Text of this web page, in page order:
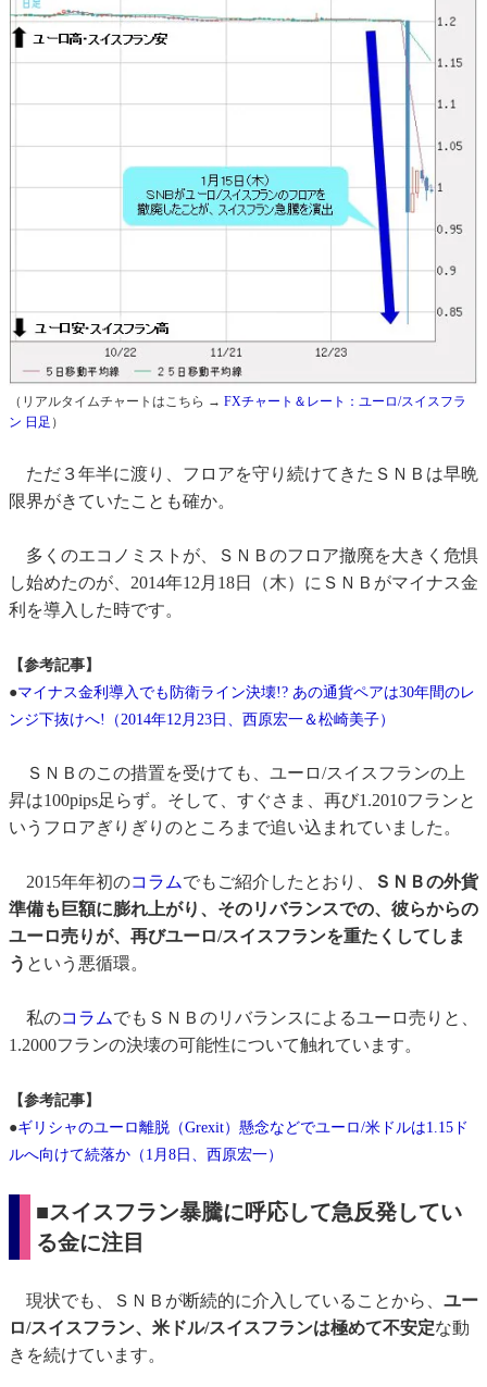
（リアルタイムチャートはこちら → FXチャート＆レート：ユーロ/スイスフラ
ン 日足 ）
ただ３年半に渡り、フロアを守り続けてきたＳＮＢは早晩
限界がきていたことも確か。
多くのエコノミストが、ＳＮＢのフロア撤廃を大きく危惧
し始めたのが、2014年12月18日（木）にＳＮＢがマイナス金
利を導入した時です。
【参考記事】
●マイナス金利導入でも防衛ライン決壊!? あの通貨ペアは30年間のレ
ンジ下抜けへ!（2014年12月23日、西原宏一＆松崎美子）
ＳＮＢのこの措置を受けても、ユーロ/スイスフランの上
昇は100pips足らず。そして、すぐさま、再び1.2010フランと
いうフロアぎりぎりのところまで追い込まれていました。
2015年年初のコラムでもご紹介したとおり、
ＳＮＢの外貨
準備も巨額に膨れ上がり、そのリバランスでの、彼らからの
ユーロ売りが、再びユーロ/スイスフランを重たくしてしま
う という悪循環。
私のコラムでもＳＮＢのリバランスによるユーロ売りと、
1.2000フランの決壊の可能性について触れています。
【参考記事】
●ギリシャのユーロ離脱（Grexit）懸念などでユーロ/米ドルは1.15ド
ルへ向けて続落か（1月8日、西原宏一）
■スイスフラン暴騰に呼応して急反発してい
る金に注目
現状でも、ＳＮＢが断続的に介入していることから、 ユー
ロ/スイスフラン、米ドル/スイスフランは極めて不安定な動
きを続けています。